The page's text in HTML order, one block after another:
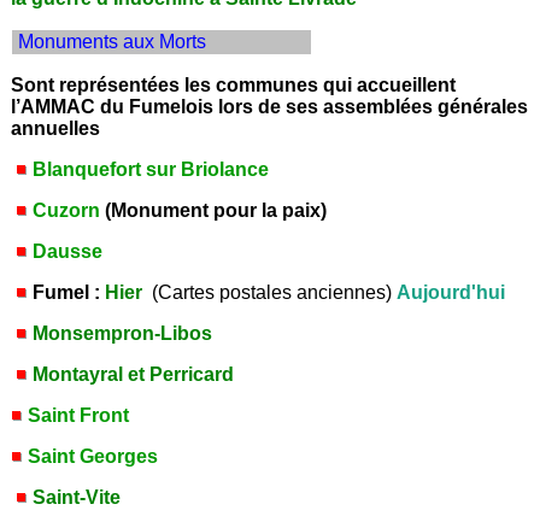
Monuments aux Morts
Sont représentées les communes qui accueillent
l’AMMAC du Fumelois lors de ses assemblées générales
annuelles
Blanquefort sur Briolance
Cuzorn (Monument pour la paix)
Dausse
Fumel : Hier (Cartes postales anciennes) Aujourd'hui
Monsempron-Libos
Montayral et Perricard
Saint Front
Saint Georges
Saint-Vite